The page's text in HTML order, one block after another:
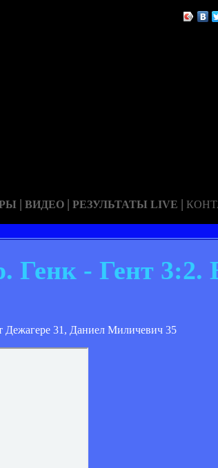
| ВИДЕО | РЕЗУЛЬТАТЫ LIVE |
- Гент 3:2.
31, Даниел Миличевич 35